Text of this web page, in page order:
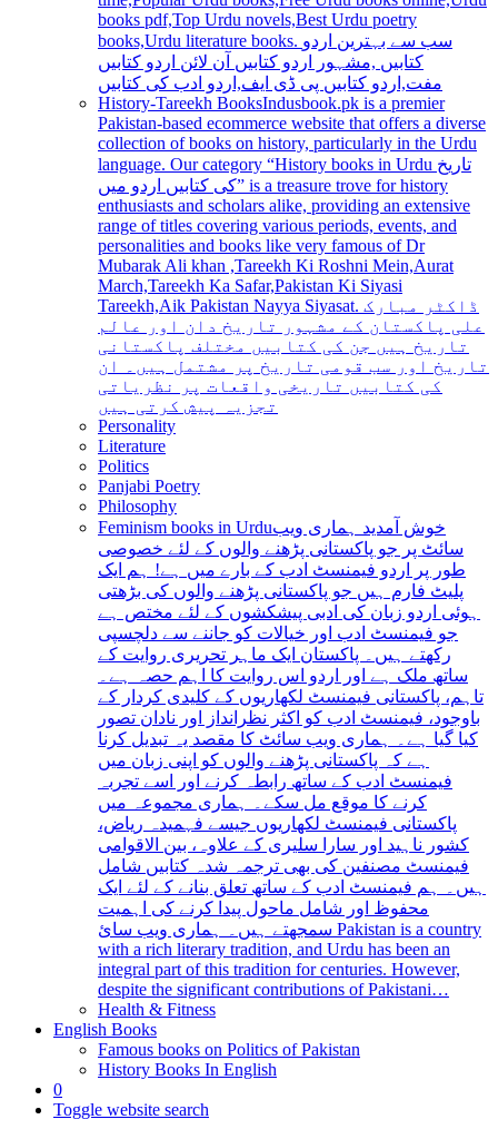
books pdf,Top Urdu novels,Best Urdu poetry
books,Urdu literature books. سب سے بہترین اردو
کتابیں ,مشہور اردو کتابیں آن لائن اردو کتابیں
مفت,اردو کتابیں پی ڈی ایف,اردو ادب کی کتابیں
History-Tareekh BooksIndusbook.pk is a premier
Pakistan-based ecommerce website that offers a diverse
collection of books on history, particularly in the Urdu
language. Our category “History books in Urdu تاریخ
کی کتابیں اردو میں” is a treasure trove for history
enthusiasts and scholars alike, providing an extensive
range of titles covering various periods, events, and
personalities and books like very famous of Dr
Mubarak Ali khan ,Tareekh Ki Roshni Mein,Aurat
March,Tareekh Ka Safar,Pakistan Ki Siyasi
Tareekh,Aik Pakistan Nayya Siyasat. ڈاکٹر مبارک
علی پاکستان کے مشہور تاریخ دان اور عالم
تاریخ ہیں جن کی کتابیں مختلف پاکستانی
تاریخ اور سب قومی تاریخ پر مشتمل ہیں۔ ان
کی کتابیں تاریخی واقعات پر نظریاتی
تجزیہ پیش کرتی ہیں
Personality
Literature
Politics
Panjabi Poetry
Philosophy
Feminism books in Urduخوش آمدید ہماری ویب
سائٹ پر جو پاکستانی پڑھنے والوں کے لئے خصوصی
طور پر اردو فیمنسٹ ادب کے بارے میں ہے! ہم ایک
پلیٹ فارم ہیں جو پاکستانی پڑھنے والوں کی بڑھتی
ہوئی اردو زبان کی ادبی پیشکشوں کے لئے مختص ہے
جو فیمنسٹ ادب اور خیالات کو جاننے سے دلچسپی
رکھتے ہیں۔ پاکستان ایک ماہر تحریری روایت کے
ساتھ ملک ہے اور اردو اس روایت کا اہم حصہ ہے۔
تاہم، پاکستانی فیمنسٹ لکھاریوں کے کلیدی کردار کے
باوجود، فیمنسٹ ادب کو اکثر نظرانداز اور نادان تصور
کیا گیا ہے۔ ہماری ویب سائٹ کا مقصد یہ تبدیل کرنا
ہے کہ پاکستانی پڑھنے والوں کو اپنی زبان میں
فیمنسٹ ادب کے ساتھ رابطہ کرنے اور اسے تجربہ
کرنے کا موقع مل سکے۔ ہماری مجموعہ میں
پاکستانی فیمنسٹ لکھاریوں جیسے فہمیدہ ریاض،
کشور ناہید اور سارا سلیری کے علاوہ، بین الاقوامی
فیمنسٹ مصنفین کی بھی ترجمہ شدہ کتابیں شامل
ہیں۔ ہم فیمنسٹ ادب کے ساتھ تعلق بنانے کے لئے ایک
محفوظ اور شامل ماحول پیدا کرنے کی اہمیت
سمجھتے ہیں۔ ہماری ویب سائ Pakistan is a country
with a rich literary tradition, and Urdu has been an
integral part of this tradition for centuries. However,
despite the significant contributions of Pakistani…
Health & Fitness
English Books
Famous books on Politics of Pakistan
History Books In English
0
Toggle website search